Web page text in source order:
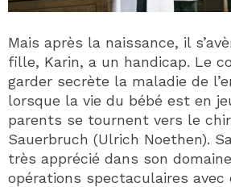
Mais après la naissance, il
fille, Karin, a un handicap. Le
garder secrète la maladie de
lorsque la vie du bébé est en
parents se tournent vers le
Sauerbruch (Ulrich Noethen).
très apprécié dans son
opérations spectaculaires avec